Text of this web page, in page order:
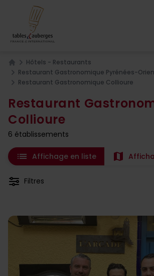
Home
Hôtels - Restaurants
Restaurant Gastronomique Pyrénées-
Restaurant Gastronomique Collioure
Restaurant
Collioure
6 établissements
list Affichage en liste map
Filtres